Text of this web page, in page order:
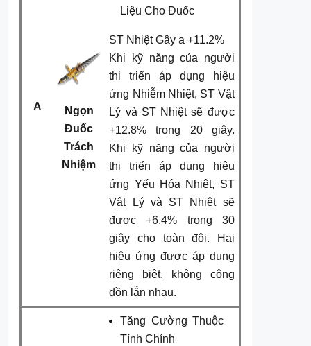
A
Ngọn
Đuốc
Trách
Nhiệm
Liệu Cho Đuốc
ST Nhiệt Gây a +11.2%
Khi kỹ năng của người
thi triển áp dụng hiệu
ứng Nhiễm Nhiệt, ST Vật
Lý và ST Nhiệt sẽ được
+12.8% trong 20 giây.
Khi kỹ năng của người
thi triển áp dụng hiệu
ứng Yếu Hóa Nhiệt, ST
Vật Lý và ST Nhiệt sẽ
được +6.4% trong 30
giây cho toàn đội. Hai
hiệu ứng được áp dụng
riêng biệt, không cộng
dồn lẫn nhau.
Tăng Cường Thuộc
Tính Chính